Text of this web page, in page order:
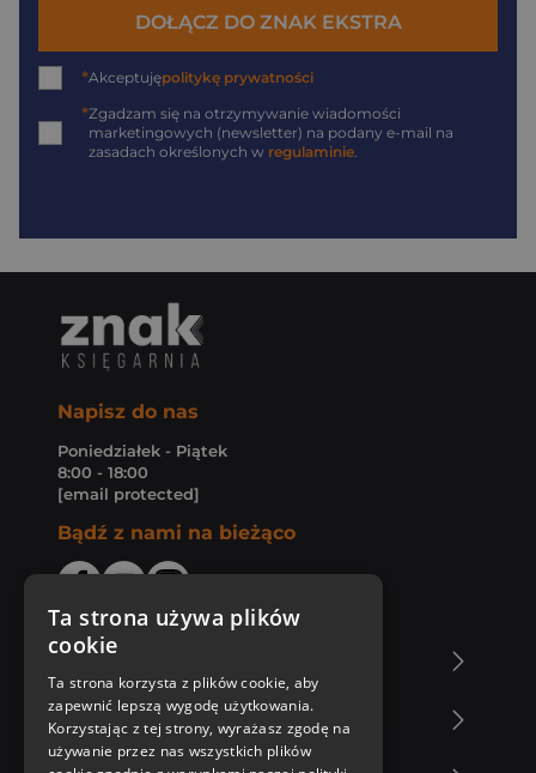
DOŁĄCZ DO ZNAK EKSTRA
*Akceptujępolitykę prywatności
*Zgadzam się na otrzymywanie wiadomości
marketingowych (newsletter) na podany e-mail na
zasadach określonych w regulaminie.
Napisz do nas
Poniedziałek - Piątek
8:00 - 18:00
[email protected]
Bądź z nami na bieżąco
Zakupy u nas
Ta strona używa plików
cookie
Ta strona korzysta z plików cookie, aby
zapewnić lepszą wygodę użytkowania.
Korzystając z tej strony, wyrażasz zgodę na
używanie przez nas wszystkich plików